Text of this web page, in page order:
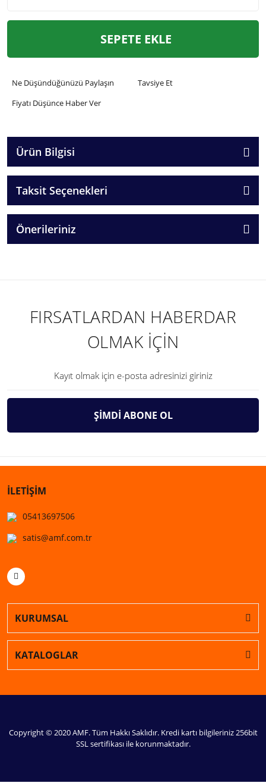
SEPETE EKLE
Ne Düşündüğünüzü Paylaşın
Tavsiye Et
Fiyatı Düşünce Haber Ver
Ürün Bilgisi
Taksit Seçenekleri
Önerileriniz
FIRSATLARDAN HABERDAR
OLMAK İÇİN
ŞİMDİ ABONE OL
İLETİŞİM
05413697506
satis@amf.com.tr
KURUMSAL
KATALOGLAR
Copyright © 2020 AMF. Tüm Hakkı Saklıdır. Kredi kartı bilgileriniz 256bit
SSL sertifikası ile korunmaktadır.